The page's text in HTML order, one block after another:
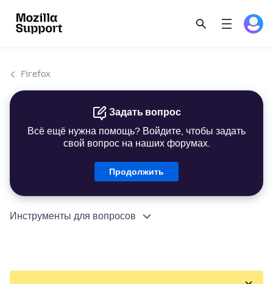
Firefox
Задать вопрос
Всё ещё нужна помощь? Войдите, чтобы задать
свой вопрос на наших форумах.
Продолжить
Инструменты для вопросов